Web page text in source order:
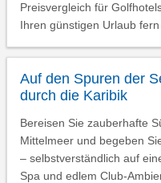
Preisvergleich für
Ihren günstigen Urlaub fern
Auf den Spuren der
durch die Karibik
Bereisen Sie zauberhafte
Mittelmeer und begeben
– selbstverständlich auf
Spa und edlem Club-